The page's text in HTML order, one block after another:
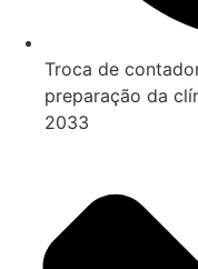
Troca de
preparação da
2033